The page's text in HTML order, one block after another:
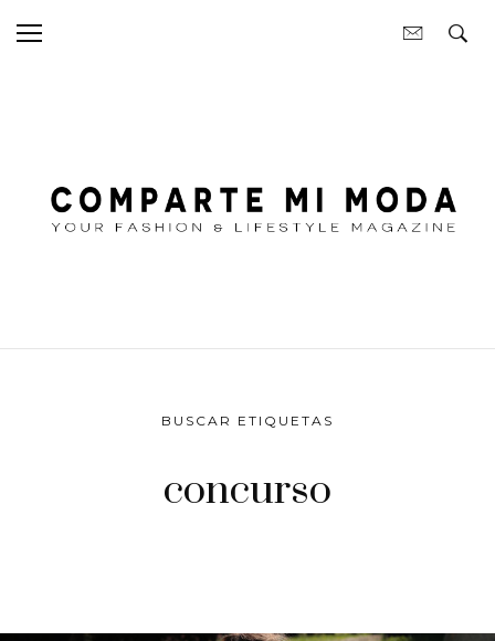
BUSCAR ETIQUETAS
concurso